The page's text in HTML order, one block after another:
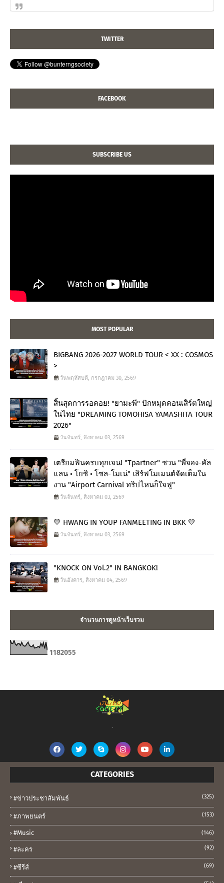
TWITTER
FACEBOOK
SUBSCRIBE US
MOST POPULAR
BIGBANG 2026-2027 WORLD TOUR < XX : COSMOS
>
วันพฤหัสบดี, กรกฎาคม 30, 2569
สิ้นสุดการรอคอย! "ยามะพี" ปักหมุดคอนเสิร์ตใหญ่
ในไทย "DREAMING TOMOHISA YAMASHITA TOUR
2026"
วันจันทร์, สิงหาคม 03, 2569
เตรียมฟินครบทุกเจน! "Tpartner" ชวน "พี่จอง-คัล
แลน • โยชิ • โซล-โมเน่" เสิร์ฟโมเมนต์จัดเต็มใน
งาน "Airport Carnival ทริปไหนก็ใจฟู"
วันจันทร์, สิงหาคม 03, 2569
💛 HWANG IN YOUP FANMEETING IN BKK 💛
วันจันทร์, สิงหาคม 03, 2569
"KNOCK ON Vol.2" IN BANGKOK!
วันอังคาร, สิงหาคม 04, 2569
จำนวนการดูหน้าเว็บรวม
1182055
.
CATEGORIES
#ข่าวประชาสัมพันธ์ (325)
#ภาพยนตร์ (153)
#music (146)
#ละคร (92)
#ซีรีส์ (69)